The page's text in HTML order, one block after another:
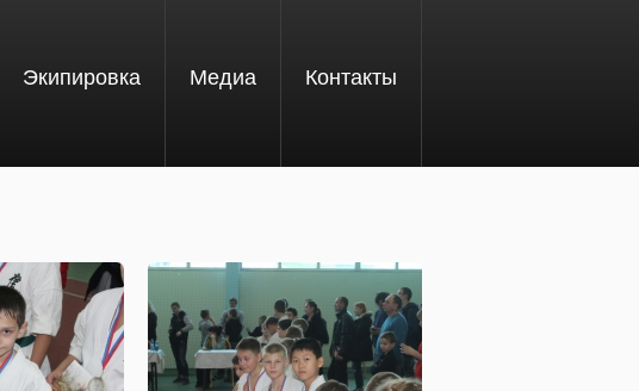
Экипировка Медиа Контакты